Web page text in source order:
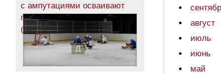
с ампутациями осваивают
парахоккей в Одессе
(фоторепортаж)
август
июль
июнь
май